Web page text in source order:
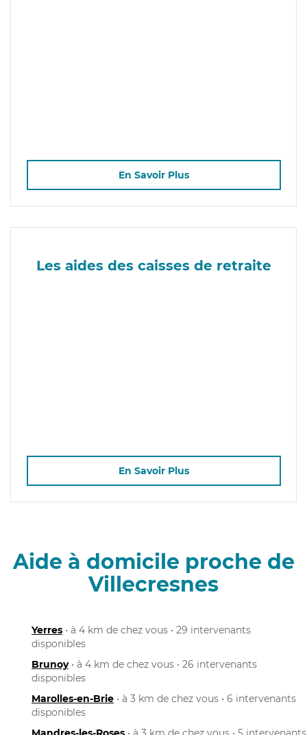
En Savoir Plus
Les aides des caisses de retraite
En Savoir Plus
Aide à domicile proche de
Villecresnes
Yerres • à 4 km de chez vous • 29 intervenants
disponibles
Brunoy• à 4 km de chez vous • 26 intervenants
disponibles
Marolles-en-Brie • à 3 km de chez vous • 6 intervenants
disponibles